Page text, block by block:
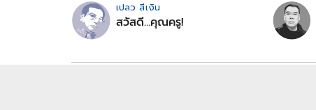
เปลว สีเงิน
สวัสดี...คุณครู!